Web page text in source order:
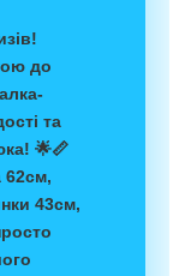
до
та
🌟📏
62см,
43см,